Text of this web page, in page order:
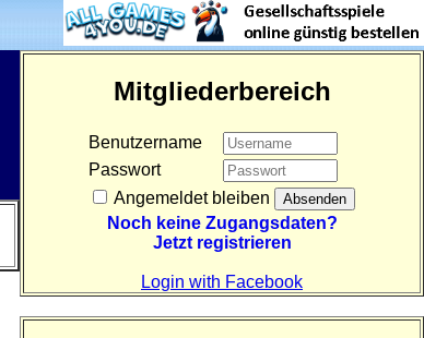
Mitgliederbereich
Benutzername
Passwort
Angemeldet bleiben
Noch keine Zugangsdaten?
Jetzt registrieren
Login with Facebook